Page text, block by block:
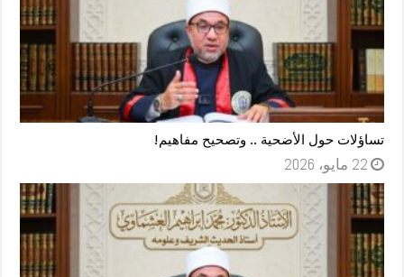
تساؤلات حول الأضحية .. وتصحيح مفاهيم!
22 مايو، 2026